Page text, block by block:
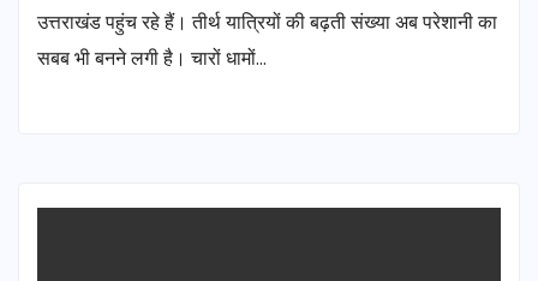
उत्तराखंड पहुंच रहे हैं। तीर्थ यात्रियों की बढ़ती संख्या अब परेशानी का
सबब भी बनने लगी है। चारों धामों…